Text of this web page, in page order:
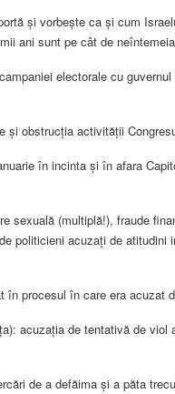
și vorbește ca și cum
ani sunt pe cât de
electorale cu
și obstrucția activității
în incinta și în afara
sexuală (multiplă!), fraude
politicieni acuzați de atitudini
procesul în care era acuzat
acuzația de tentativă de
de a defăima și a păta